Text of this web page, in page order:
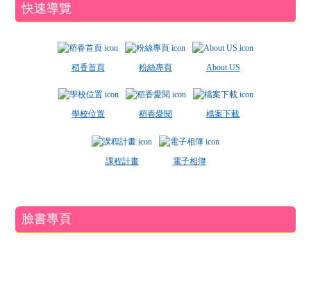
快速導覽
稻香首頁 粉絲專頁 About US
學校位置 稻香愛閱 檔案下載
課程計畫 電子相簿
臉書專頁